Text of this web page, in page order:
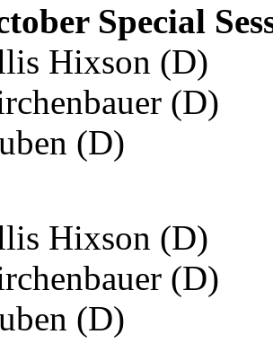
Special
Hixson (D)
(D)
(D)
Hixson (D)
(D)
(D)